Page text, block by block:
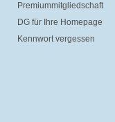
Premiummitgliedschaft
DG für Ihre Homepage
Kennwort vergessen